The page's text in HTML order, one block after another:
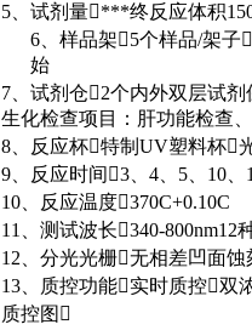
5、试剂量***终反应体积
6、样品架5个样品/架子
始
7、试剂仓2个内外双层试剂
生化检查项目：肝功能检查
8、反应杯特制UV塑料杯
9、反应时间3、 4、 5、 10、
10、反应温度370C+0.10C
11、测试波长340-
12、分光光栅无相差凹面
13、质控功能实时质控双
质控图